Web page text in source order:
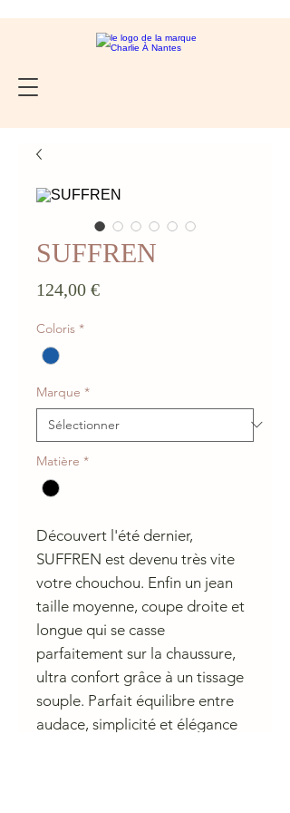
SUFFREN
124,00 €Prix
Coloris *
Marque *
Matière *
Découvert l'été dernier,
SUFFREN est devenu très vite
votre chouchou. Enfin un jean
taille moyenne, coupe droite et
longue qui se casse
parfaitement sur la chaussure,
ultra confort grâce à un tissage
souple. Parfait équilibre entre
audace, simplicité et élégance